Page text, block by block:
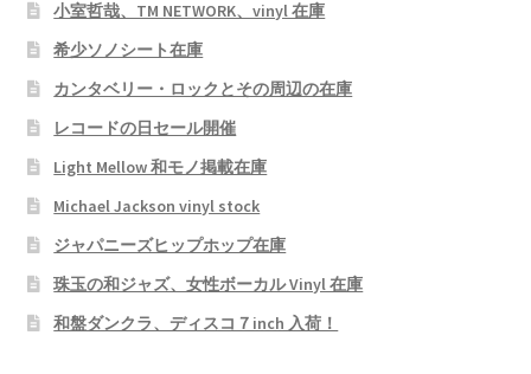
小室哲哉、TM NETWORK、vinyl 在庫
希少ソノシート在庫
カンタベリー・ロックとその周辺の在庫
レコードの日セール開催
Light Mellow 和モノ掲載在庫
Michael Jackson vinyl stock
ジャパニーズヒップホップ在庫
珠玉の和ジャズ、女性ボーカル Vinyl 在庫
和盤ダンクラ、ディスコ７inch 入荷！